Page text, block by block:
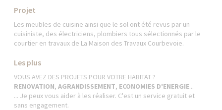
Projet
Les meubles de cuisine ainsi que le sol ont été revus par un
cuisiniste, des électriciens, plombiers tous sélectionnés par le
courtier en travaux de La Maison des Travaux Courbevoie.
Les plus
VOUS AVEZ DES PROJETS POUR VOTRE HABITAT ?
RENOVATION,AGRANDISSEMENT, ECONOMIES D'ENERGIE...
... Je peux vous aider à les réaliser. C'est un service gratuit et
sans engagement.